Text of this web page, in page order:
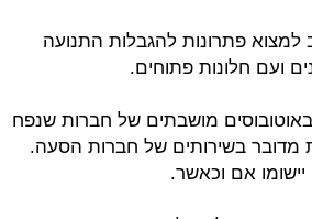
פתרונות להגבלות התנועה
באוטובוסים מושבתים של חברות שנפח
מדובר בשירותים של חברות הסעה.
אם וכאשר.